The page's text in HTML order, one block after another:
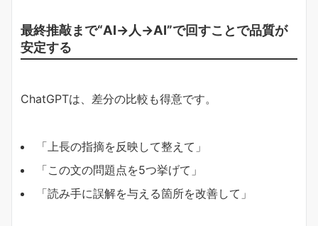
最終推敲まで“AI→人→AI”で回すことで品質が
安定する
ChatGPTは、差分の比較も得意です。
「上長の指摘を反映して整えて」
「この文の問題点を5つ挙げて」
「読み手に誤解を与える箇所を改善して」